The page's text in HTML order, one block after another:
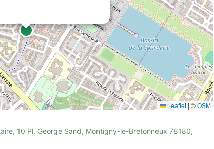
Leaflet |©OSM
10 Pl. George Sand, Montigny-le-Bretonneux 78180,